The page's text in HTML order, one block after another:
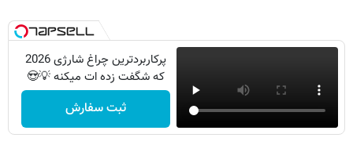
پرکاربردترین چراغ شارژی 2026
که شگفت زده ات میکنه 💡😍
ثبت سفارش